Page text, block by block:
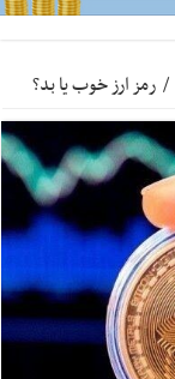
/ رمز ارز خوب یا بد؟